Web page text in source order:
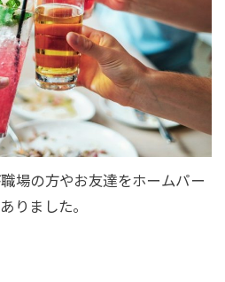
場の方やお友達をホームパー
りました。